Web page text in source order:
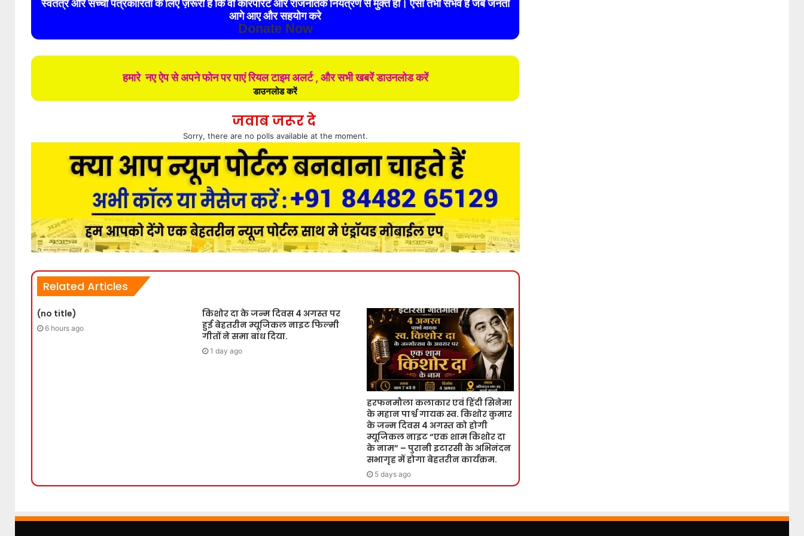
स्वतंत्र और सच्ची पत्रकारिता के लिए ज़रूरी है कि वो कॉरपोरेट और राजनैतिक नियंत्रण से मुक्त हो। ऐसा तभी संभव है जब जनता
आगे आए और सहयोग करे
Donate Now
हमारे नए ऐप से अपने फोन पर पाएं रियल टाइम अलर्ट , और सभी खबरें डाउनलोड करें
डाउनलोड करें
जवाब जरूर दे
Sorry, there are no polls available at the moment.
Related Articles
(no title)
6 hours ago
किशोर दा के जन्म दिवस 4 अगस्त पर
हुई बेहतरीन म्यूजिकल नाइट फिल्मी
गीतों ने समा बांध दिया.
1 day ago
हरफनमौला कलाकार एवं हिंदी सिनेमा
के महान पार्श्व गायक स्व. किशोर कुमार
के जन्म दिवस 4 अगस्त को होगी
म्यूजिकल नाइट “एक शाम किशोर दा
के नाम” – पुरानी इटारसी के अभिनंदन
सभागृह में होगा बेहतरीन कार्यक्रम.
5 days ago